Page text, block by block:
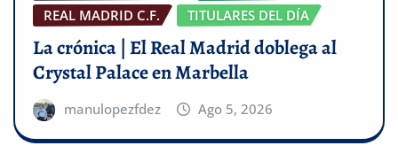
REAL MADRID C.F.
TITULARES DEL DÍA
La crónica | El Real Madrid doblega al
Crystal Palace en Marbella
manulopezfdez Ago 5, 2026